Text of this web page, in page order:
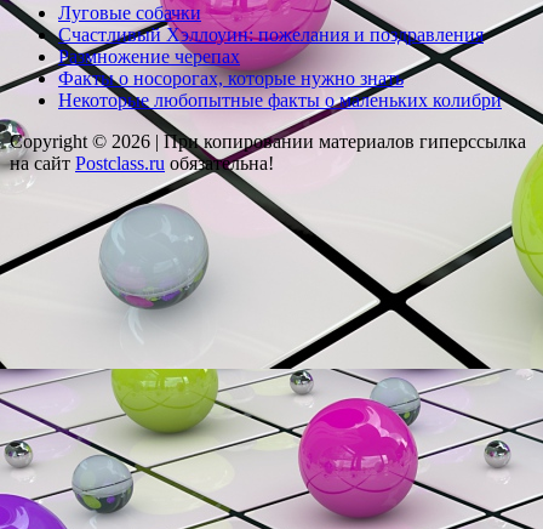
Луговые собачки
Счастливый Хэллоуин: пожелания и поздравления
Размножение черепах
Факты о носорогах, которые нужно знать
Некоторые любопытные факты о маленьких колибри
Copyright © 2026 | При копировании материалов гиперссылка
на сайт Postclass.ru обязательна!